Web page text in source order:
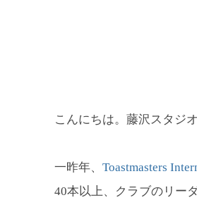
こんにちは。藤沢スタジ
一昨年、Toastmasters
40本以上、クラブのリー